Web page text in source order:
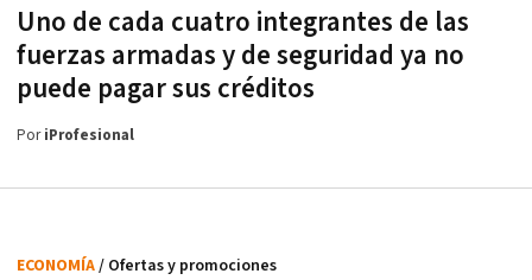
Uno de cada cuatro integrantes de las
fuerzas armadas y de seguridad ya no
puede pagar sus créditos
PoriProfesional
ECONOMÍA/ Ofertas y promociones